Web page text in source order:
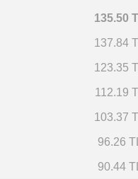
135.50
137.84
123.35
112.19 TL
103.37
96.26 TL
90.44 TL